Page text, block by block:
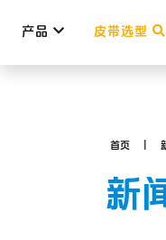
产品 皮带选型
首页
新